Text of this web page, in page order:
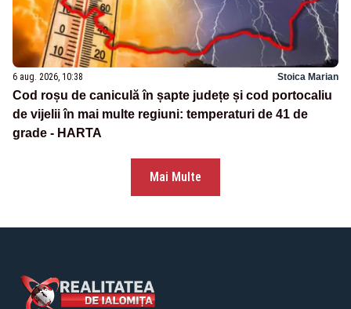
6 aug. 2026, 10:38 Stoica Marian
Cod roșu de caniculă în șapte județe și cod portocaliu
de vijelii în mai multe regiuni: temperaturi de 41 de
grade - HARTA
Mai Multe